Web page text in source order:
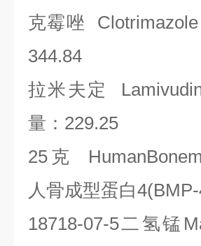
克霉唑
344.84
拉米夫定
量： 229.25
25 克
人骨成型蛋白
18718-07-5二氢锰